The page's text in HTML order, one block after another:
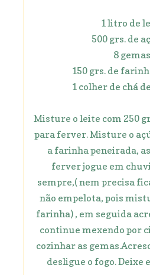
1 litro de
500 grs. de
8 gemas
150 grs. de
1 colher de chá
Misture o leite com 250
para ferver. Misture o
a farinha peneirada,
ferver jogue em
sempre,( nem precisa
não empelota, pois
farinha) , em seguida
continue mexendo por
cozinhar as
desligue o fogo.